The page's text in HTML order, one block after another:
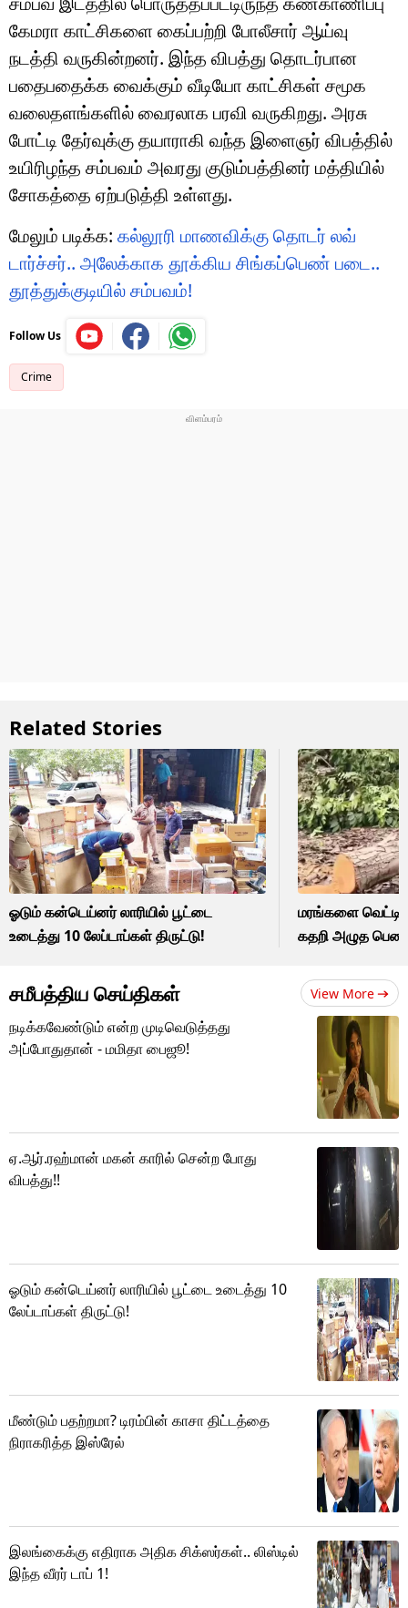
கேமரா காட்சிகளை கைப்பற்றி போலீசார் ஆய்வு
நடத்தி வருகின்றனர். இந்த விபத்து தொடர்பான
பதைபதைக்க வைக்கும் வீடியோ காட்சிகள் சமூக
வலைதளங்களில் வைரலாக பரவி வருகிறது. அரசு
போட்டி தேர்வுக்கு தயாராகி வந்த இளைஞர் விபத்தில்
உயிரிழந்த சம்பவம் அவரது குடும்பத்தினர் மத்தியில்
சோகத்தை ஏற்படுத்தி உள்ளது.
மேலும் படிக்க: கல்லூரி மாணவிக்கு தொடர் லவ்
டார்ச்சர்.. அலேக்காக தூக்கிய சிங்கப்பெண் படை..
தூத்துக்குடியில் சம்பவம்!
Follow Us
Crime
Related Stories
ஓடும் கன்டெய்னர் லாரியில் பூட்டை
உடைத்து 10 லேப்டாப்கள் திருட்டு!
மரங்களை
கதறி அழுத
சமீபத்திய செய்திகள் View More
நடிக்கவேண்டும் என்ற முடிவெடுத்தது
அப்போதுதான் - மமிதா பைஜூ!
ஏ.ஆர்.ரஹ்மான் மகன் காரில் சென்ற போது
விபத்து!!
ஓடும் கன்டெய்னர் லாரியில் பூட்டை உடைத்து 10
லேப்டாப்கள் திருட்டு!
மீண்டும் பதற்றமா? டிரம்பின் காசா திட்டத்தை
நிராகரித்த இஸ்ரேல்
இலங்கைக்கு எதிராக அதிக சிக்ஸர்கள்.. லிஸ்டில்
இந்த வீரர் டாப் 1!